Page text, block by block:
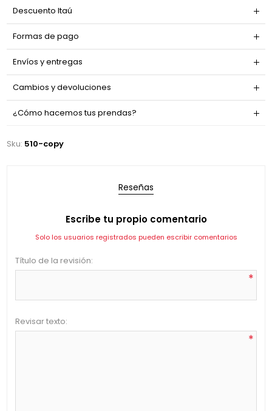
Descuento Itaú
Formas de pago
Envíos y entregas
Cambios y devoluciones
¿Cómo hacemos tus prendas?
Sku: 510-copy
Reseñas
Escribe tu propio comentario
Solo los usuarios registrados pueden escribir comentarios
Título de la revisión:
*
Revisar texto:
*